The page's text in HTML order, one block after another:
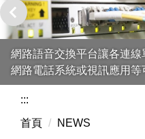
網路語音交換平台讓各連
網路電話系統或視訊應用等
:::
首頁
NEWS